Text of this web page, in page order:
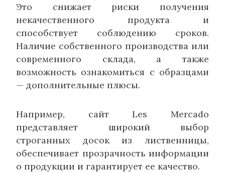
Это снижает риски получения
некачественного продукта и
способствует соблюдению сроков.
Наличие собственного производства или
современного склада, а также
возможность ознакомиться с образцами
— дополнительные плюсы.
Например, сайт Les Mercado
представляет широкий выбор
строганных досок из лиственницы,
обеспечивает прозрачность информации
о продукции и гарантирует ее качество.